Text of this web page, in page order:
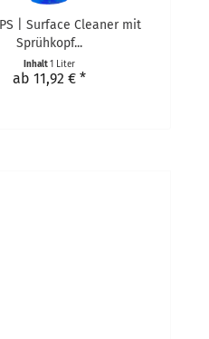
| Surface Cleaner mit
Sprühkopf...
Inhalt1 Liter
ab 11,92 € *